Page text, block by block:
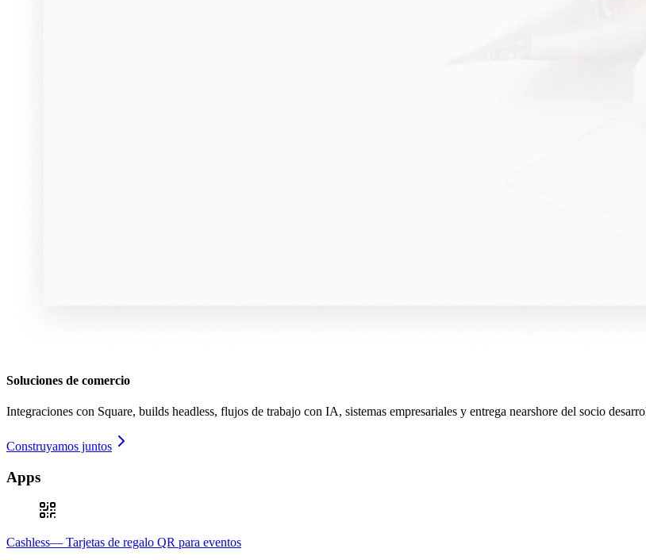
Soluciones de comercio
Integraciones con Square, builds headless, flujos de trabajo con IA, sistemas empresariales y entrega nearshore del socio
Construyamos juntos
Apps
Cashless— Tarjetas de regalo QR para eventos